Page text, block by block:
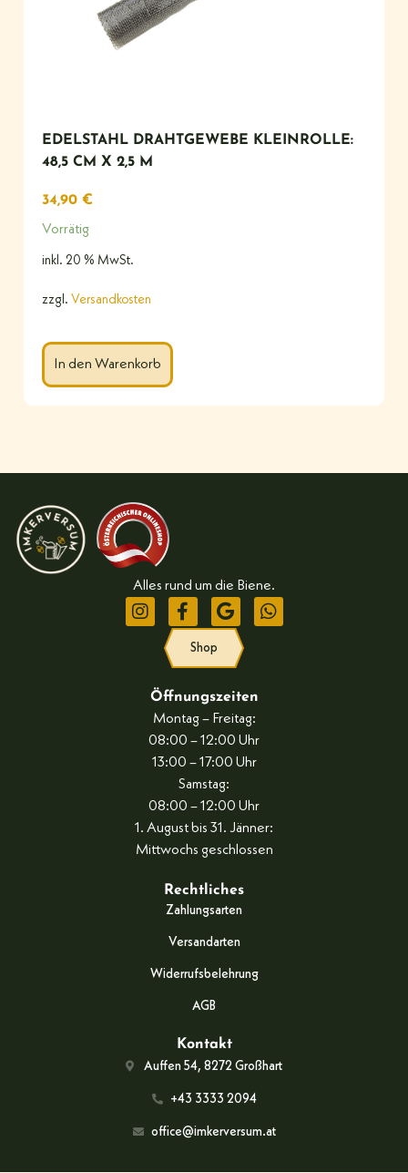
EDELSTAHL DRAHTGEWEBE KLEINROLLE:
48,5 CM X 2,5 M
34,90 €
Vorrätig
inkl. 20 % MwSt.
zzgl. Versandkosten
In den Warenkorb
Alles rund um die Biene.
Shop
Öffnungszeiten
Montag – Freitag:
08:00 – 12:00 Uhr
13:00 – 17:00 Uhr
Samstag:
08:00 – 12:00 Uhr
1. August bis 31. Jänner:
Mittwochs geschlossen
Rechtliches
Zahlungsarten
Versandarten
Widerrufsbelehrung
AGB
Kontakt
Auffen 54, 8272 Großhart
+43 3333 2094
office@imkerversum.at